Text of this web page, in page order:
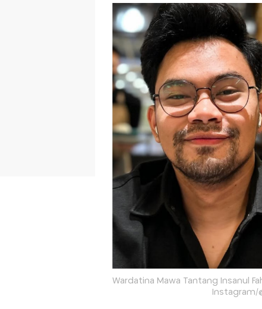
Wardatina Mawa Tantang Insanul
Instagram/